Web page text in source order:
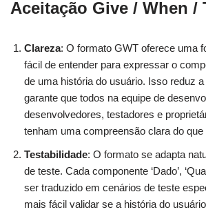
Aceitação Give / When /
Clareza: O formato GWT oferece uma
fácil de entender para expressar o
de uma história do usuário. Isso reduz
garante que todos na equipe de
desenvolvedores, testadores e
tenham uma compreensão clara do
Testabilidade: O formato se adapta
de teste. Cada componente ‘Dado’,
ser traduzido em cenários de teste
mais fácil validar se a história do